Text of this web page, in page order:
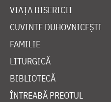
VIAȚA BISERICII
CUVINTE DUHOVNICEȘTI
FAMILIE
LITURGICĂ
BIBLIOTECĂ
ÎNTREABĂ PREOTUL